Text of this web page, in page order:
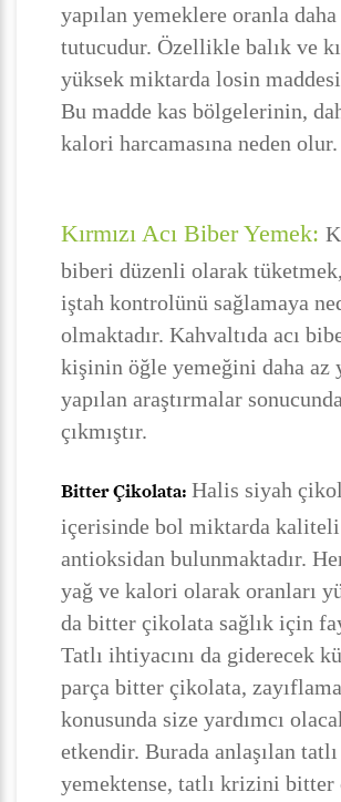
yapılan yemeklere oranla
tutucudur. Özellikle balık ve
yüksek miktarda losin
Bu madde kas bölgelerinin,
kalori harcamasına neden olur.
Kırmızı Acı Biber Yemek:
biberi düzenli olarak
iştah kontrolünü sağlamaya
olmaktadır. Kahvaltıda acı
kişinin öğle yemeğini daha az
yapılan araştırmalar
çıkmıştır.
Bitter Çikolata: Halis siyah
içerisinde bol miktarda kaliteli
antioksidan bulunmaktadır.
yağ ve kalori olarak oranları
da bitter çikolata sağlık için
Tatlı ihtiyacını da giderecek
parça bitter çikolata, zayıflama
konusunda size yardımcı
etkendir. Burada anlaşılan tatlı
yemektense, tatlı krizini bitter